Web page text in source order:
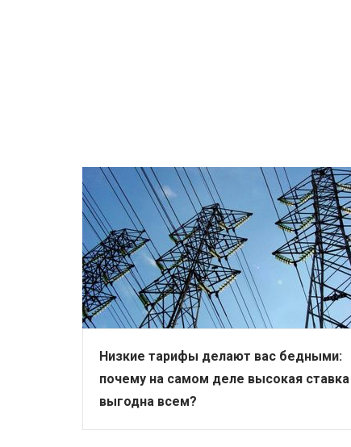
Низкие тарифы делают вас бедными:
почему на самом деле высокая ставка
выгодна всем?